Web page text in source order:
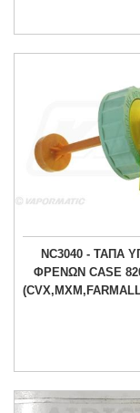
NC3040 - ΤΑΠΑ
ΦΡΕΝΩΝ CASE